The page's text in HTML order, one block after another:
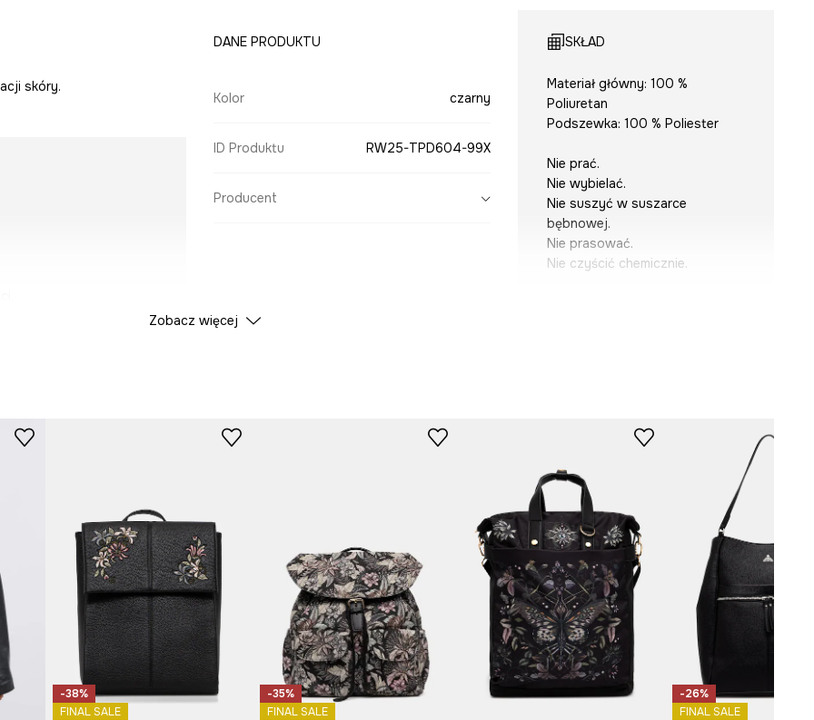
skóry.
DANE PRODUKTU
Kolor czarny
ID Produktu RW25-TPD604-99X
Producent
SKŁAD
Materiał główny: 100 %
Poliuretan
Podszewka: 100 % Poliester
Nie prać.
Nie wybielać.
Nie suszyć w suszarce
bębnowej.
Nie prasować.
Nie czyścić chemicznie.
Zobacz więcej
-38%
FINAL SALE
-35%
FINAL SALE
-26%
FINAL SALE